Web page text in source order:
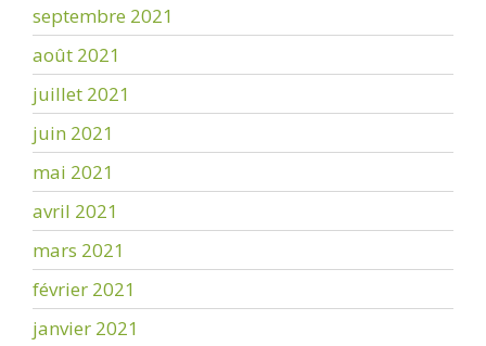
septembre 2021
août 2021
juillet 2021
juin 2021
mai 2021
avril 2021
mars 2021
février 2021
janvier 2021